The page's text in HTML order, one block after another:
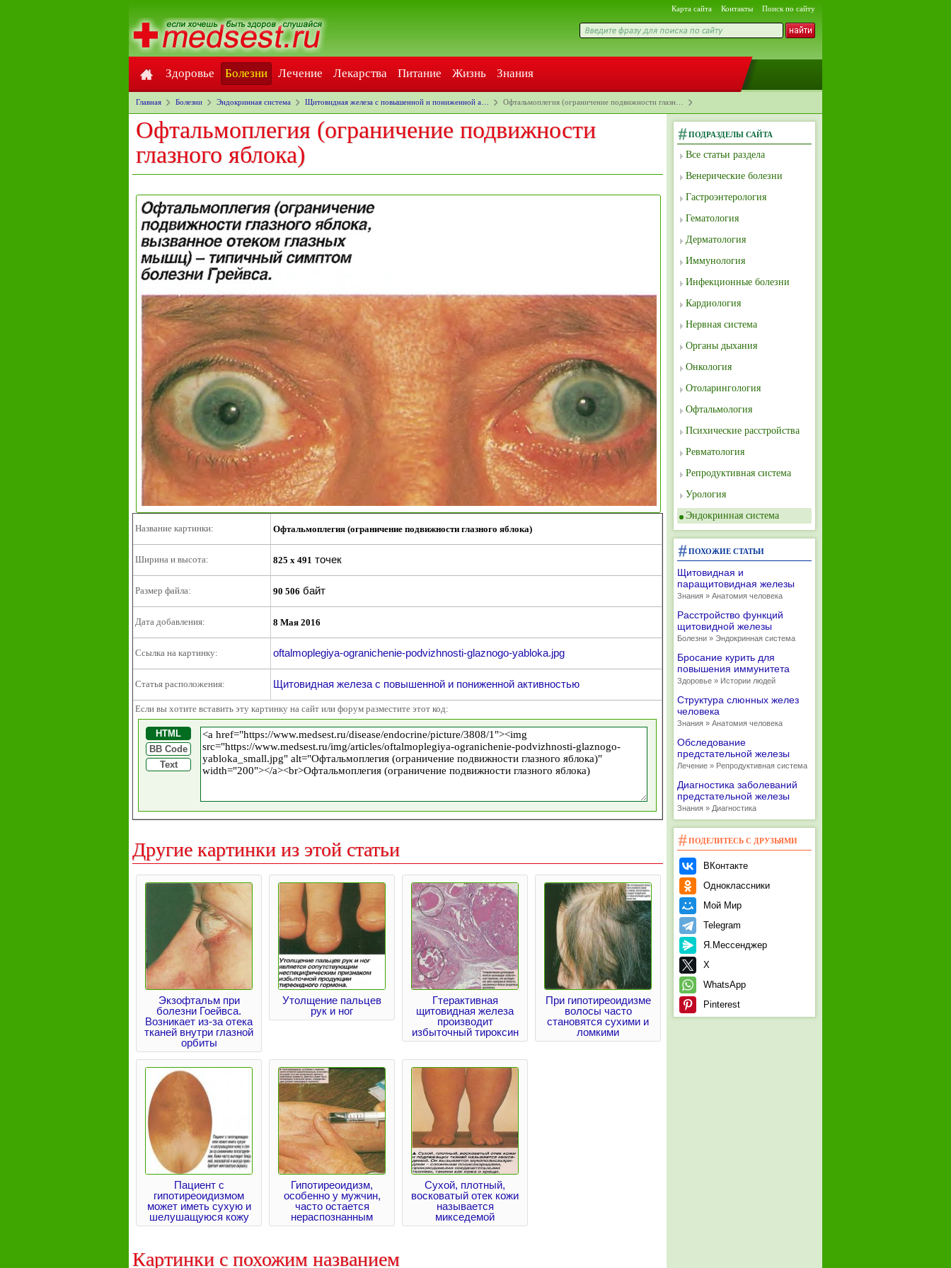
Карта сайта Контакты Поиск по сайту
Здоровье Болезни Лечение Лекарства Питание Жизнь Знания
Главная Болезни Эндокринная система Щитовидная железа с повышенной и пониженной а… Офтальмоплегия (ограничение подвижности глазн…
Офтальмоплегия (ограничение подвижности
глазного яблока)
Название картинки: Офтальмоплегия (ограничение подвижности глазного яблока)
Ширина и высота: 825 x 491 точек
Размер файла: 90 506 байт
Дата добавления: 8 Мая 2016
Ссылка на картинку: oftalmoplegiya-ogranichenie-podvizhnosti-glaznogo-yabloka.jpg
Статья расположения: Щитовидная железа с повышенной и пониженной активностью
Если вы хотите вставить эту картинку на сайт или форум разместите этот код:
HTML
BB Code
Text
Другие картинки из этой статьи
Экзофтальм при
болезни Гоейвса.
Возникает из-за отека
тканей внутри глазной
орбиты
Утолщение пальцев
рук и ног
Гтерактивная
щитовидная железа
производит
избыточный тироксин
При гипотиреоидизме
волосы часто
становятся сухими и
ломкими
Пациент с
гипотиреоидизмом
может иметь сухую и
шелушащуюся кожу
Гипотиреоидизм,
особенно у мужчин,
часто остается
нераспознанным
Сухой, плотный,
восковатый отек кожи
называется
микседемой
Картинки с похожим названием
ПОДРАЗДЕЛЫ САЙТА
Все статьи раздела
Венерические болезни
Гастроэнтерология
Гематология
Дерматология
Иммунология
Инфекционные болезни
Кардиология
Нервная система
Органы дыхания
Онкология
Отоларингология
Офтальмология
Психические расстройства
Ревматология
Репродуктивная система
Урология
Эндокринная система
ПОХОЖИЕ СТАТЬИ
Щитовидная и
паращитовидная железы
Знания » Анатомия человека
Расстройство функций
щитовидной железы
Болезни » Эндокринная система
Бросание курить для
повышения иммунитета
Здоровье » Истории людей
Структура слюнных желез
человека
Знания » Анатомия человека
Обследование
предстательной железы
Лечение » Репродуктивная система
Диагностика заболеваний
предстательной железы
Знания » Диагностика
ПОДЕЛИТЕСЬ С ДРУЗЬЯМИ
ВКонтакте
Одноклассники
Мой Мир
Telegram
Я.Мессенджер
X
WhatsApp
Pinterest